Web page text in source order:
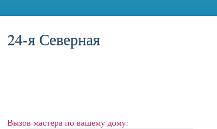
24-я Северная
Вызов мастера по вашему дому: